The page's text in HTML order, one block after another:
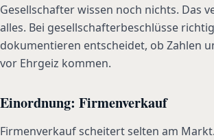
Gesellschafter wissen noch nichts. Das
alles. Bei gesellschafterbeschlüsse richtig
dokumentieren entscheidet, ob Zahlen
vor Ehrgeiz kommen.
Einordnung: Firmenverkauf
Firmenverkauf scheitert selten am